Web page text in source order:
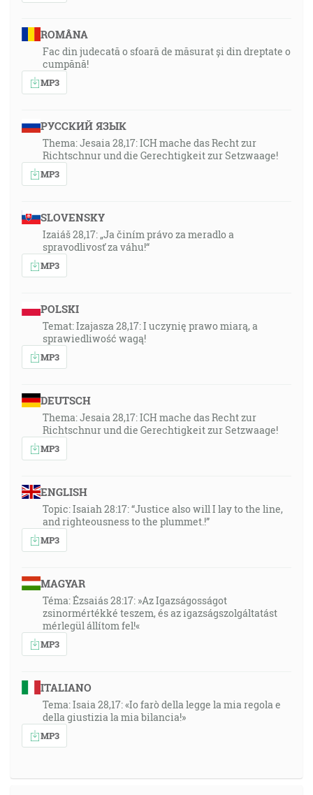
ROMÂNA
Fac din judecată o sfoară de măsurat și din dreptate o
cumpănă!
MP3
РУССКИЙ ЯЗЫК
Thema: Jesaia 28,17: ICH mache das Recht zur
Richtschnur und die Gerechtigkeit zur Setzwaage!
MP3
SLOVENSKY
Izaiáš 28,17: „Ja činím právo za meradlo a
spravodlivosť za váhu!“
MP3
POLSKI
Temat: Izajasza 28,17: I uczynię prawo miarą, a
sprawiedliwość wagą!
MP3
DEUTSCH
Thema: Jesaia 28,17: ICH mache das Recht zur
Richtschnur und die Gerechtigkeit zur Setzwaage!
MP3
ENGLISH
Topic: Isaiah 28:17: “Justice also will I lay to the line,
and righteousness to the plummet.!”
MP3
MAGYAR
Téma: Ézsaiás 28:17: »Az Igazságosságot
zsinormértékké teszem, és az igazságszolgáltatást
mérlegül állítom fel!«
MP3
ITALIANO
Tema: Isaia 28,17: «Io farò della legge la mia regola e
della giustizia la mia bilancia!»
MP3